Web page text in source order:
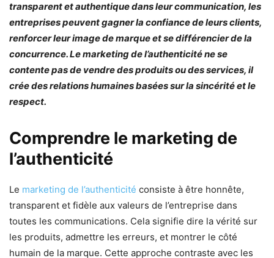
transparent et authentique dans leur communication, les
entreprises peuvent gagner la confiance de leurs clients,
renforcer leur image de marque et se différencier de la
concurrence. Le marketing de l’authenticité ne se
contente pas de vendre des produits ou des services, il
crée des relations humaines basées sur la sincérité et le
respect.
Comprendre le marketing de
l’authenticité
Le marketing de l’authenticité consiste à être honnête,
transparent et fidèle aux valeurs de l’entreprise dans
toutes les communications. Cela signifie dire la vérité sur
les produits, admettre les erreurs, et montrer le côté
humain de la marque. Cette approche contraste avec les